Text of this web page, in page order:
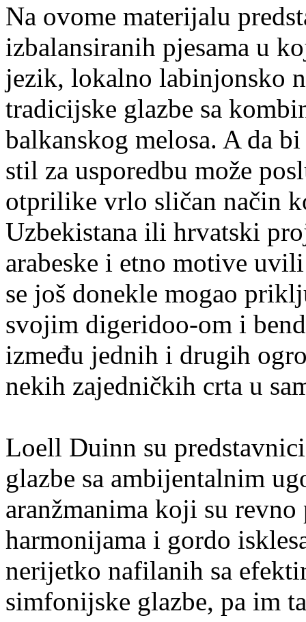
Na ovome materijalu
izbalansiranih pjesama u
jezik, lokalno labinjonsko
tradicijske glazbe sa
balkanskog melosa. A da
stil za usporedbu može
otprilike vrlo sličan način
Uzbekistana ili hrvatski
arabeske i etno motive
se još donekle mogao
svojim digeridoo-om i
između jednih i drugih
nekih zajedničkih crta u
Loell Duinn su
glazbe sa ambijentalnim
aranžmanima koji su
harmonijama i gordo
nerijetko nafilanih sa
simfonijske glazbe, pa im